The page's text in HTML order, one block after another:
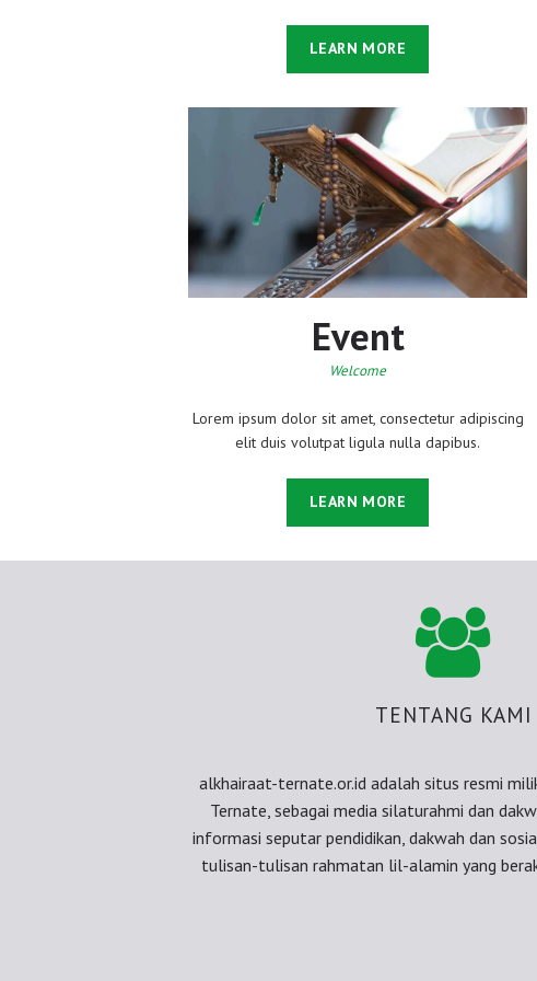
LEARN MORE
Event
Welcome
Lorem ipsum dolor sit amet, consectetur adipiscing
elit duis volutpat ligula nulla dapibus.
LEARN MORE
TENTANG KAMI
alkhairaat-ternate.or.id adalah situs resmi
Ternate, sebagai media silaturahmi dan
informasi seputar pendidikan, dakwah dan
tulisan-tulisan rahmatan lil-alamin yang